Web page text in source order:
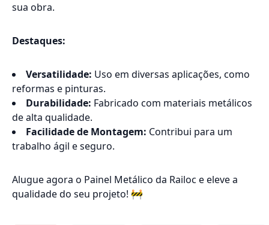
sua obra.
Destaques:
Versatilidade: Uso em diversas aplicações, como
reformas e pinturas.
Durabilidade: Fabricado com materiais metálicos
de alta qualidade.
Facilidade de Montagem: Contribui para um
trabalho ágil e seguro.
Alugue agora o Painel Metálico da Railoc e eleve a
qualidade do seu projeto! 🚧